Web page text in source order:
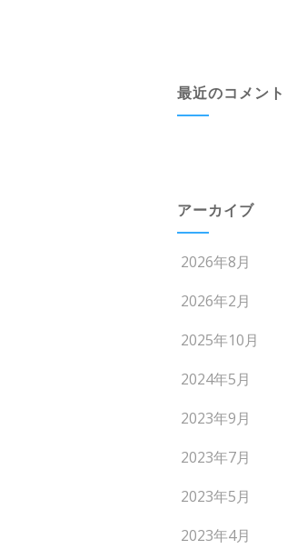
最近のコメント
アーカイブ
2026年8月
2026年2月
2025年10月
2024年5月
2023年9月
2023年7月
2023年5月
2023年4月